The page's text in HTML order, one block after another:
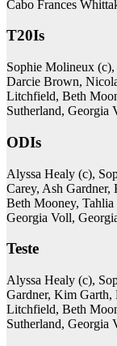
Cabo Frances
T20Is
Sophie Molineux
Darcie Brown,
Litchfield, Beth
Sutherland, Georgia
ODIs
Alyssa Healy (c),
Carey, Ash
Beth Mooney,
Georgia Voll,
Teste
Alyssa Healy (c),
Gardner, Kim
Litchfield, Beth
Sutherland, Georgia